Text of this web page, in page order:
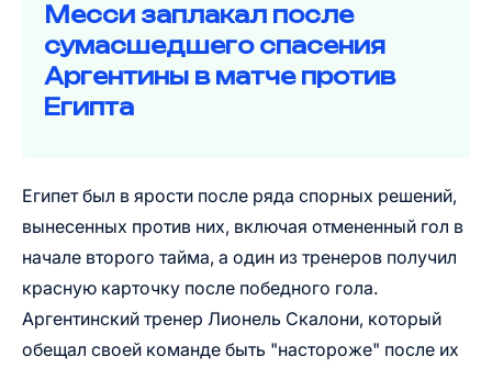
Месси заплакал после
сумасшедшего спасения
Аргентины в матче против
Египта
Египет был в ярости после ряда спорных решений,
вынесенных против них, включая отмененный гол в
начале второго тайма, а один из тренеров получил
красную карточку после победного гола.
Аргентинский тренер Лионель Скалони, который
обещал своей команде быть "настороже" после их